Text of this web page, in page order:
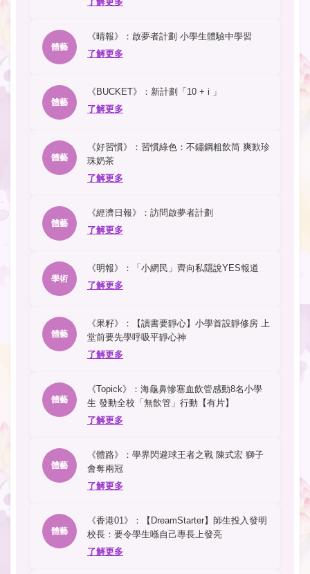
體藝
《晴報》：啟夢者計劃 小學生體驗中學習
了解更多
體藝
《BUCKET》：新計劃「10 + i 」
了解更多
體藝
《好習慣》：習慣綠色：不鏽鋼粗飲筒 爽歎珍
珠奶茶
了解更多
體藝
《經濟日報》：訪問啟夢者計劃
了解更多
學術
《明報》：「小網民」齊向私隱說YES報道
了解更多
體藝
《果籽》：【讀書要靜心】小學首設靜修房 上
堂前要先學呼吸平靜心神
了解更多
體藝
《Topick》：海龜鼻慘塞血飲管感動8名小學
生 發動全校「無飲管」行動【有片】
了解更多
體藝
《體路》：學界閃避球王者之戰 陳式宏 獅子
會奪兩冠
了解更多
體藝
《香港01》：【DreamStarter】師生投入發明
校長：要令學生喺自己專長上發亮
了解更多